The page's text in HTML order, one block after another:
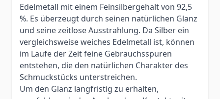
Edelmetall mit einem Feinsilbergehalt von 92,5
%. Es überzeugt durch seinen natürlichen Glanz
und seine zeitlose Ausstrahlung. Da Silber ein
vergleichsweise weiches Edelmetall ist, können
im Laufe der Zeit feine Gebrauchsspuren
entstehen, die den natürlichen Charakter des
Schmuckstücks unterstreichen.
Um den Glanz langfristig zu erhalten,